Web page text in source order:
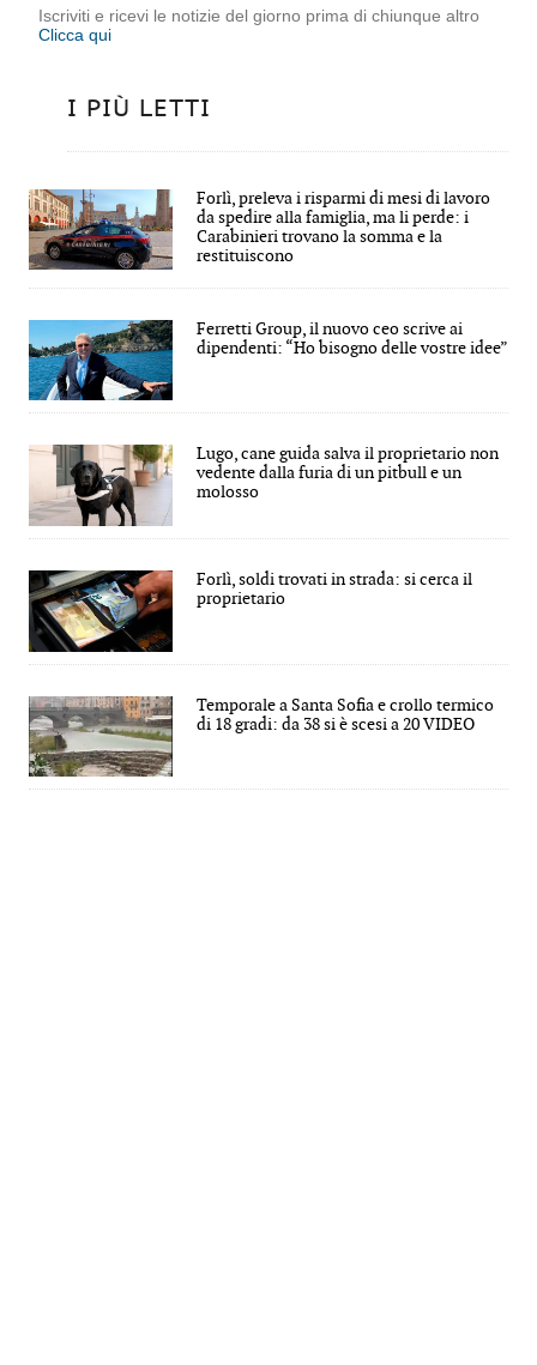
Iscriviti e ricevi le notizie del giorno prima di chiunque altro
Clicca qui
I PIÙ LETTI
Forlì, preleva i risparmi di mesi di lavoro
da spedire alla famiglia, ma li perde: i
Carabinieri trovano la somma e la
restituiscono
Ferretti Group, il nuovo ceo scrive ai
dipendenti: “Ho bisogno delle vostre idee”
Lugo, cane guida salva il proprietario non
vedente dalla furia di un pitbull e un
molosso
Forlì, soldi trovati in strada: si cerca il
proprietario
Temporale a Santa Sofia e crollo termico
di 18 gradi: da 38 si è scesi a 20 VIDEO